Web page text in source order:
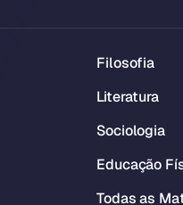
Filosofia
Literatura
Sociologia
Educação
Todas as